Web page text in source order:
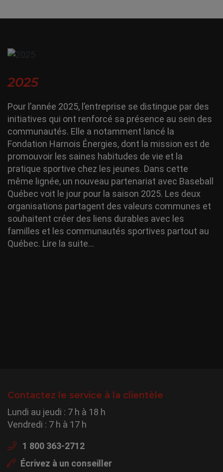
2025
Pour l’année 2025, l’entreprise se distingue par des
initiatives qui ont renforcé sa présence au sein des
communautés. Elle a notamment lancé la
Fondation Harnois Énergies, dont la mission est de
promouvoir les saines habitudes de vie et la
pratique sportive chez les jeunes. Dans cette
même lignée, un nouveau partenariat avec Baseball
Québec voit le jour pour la saison 2025. Les deux
organisations partagent des valeurs communes et
souhaitent créer des liens durables avec les
familles et les communautés sportives partout au
Québec. Lire la suite…
Contactez le service à la clientèle
Lundi au jeudi : 7 h à 18 h
Vendredi : 7 h à 17 h
1 800 363-2712
Écrivez à un conseiller